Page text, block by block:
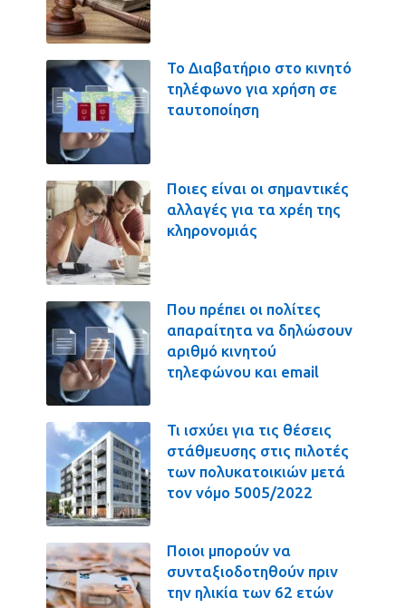
Το Διαβατήριο στο κινητό
τηλέφωνο για χρήση σε
ταυτοποίηση
Ποιες είναι οι σημαντικές
αλλαγές για τα χρέη της
κληρονομιάς
Που πρέπει οι πολίτες
απαραίτητα να δηλώσουν
αριθμό κινητού
τηλεφώνου και email
Τι ισχύει για τις θέσεις
στάθμευσης στις πιλοτές
των πολυκατοικιών μετά
τον νόμο 5005/2022
Ποιοι μπορούν να
συνταξιοδοτηθούν πριν
την ηλικία των 62 ετών